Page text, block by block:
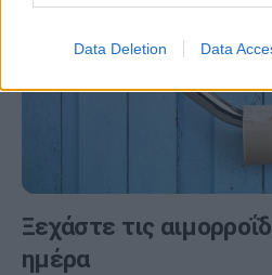
Data Deletion Data
Ξεχάστε τις
ημέρα